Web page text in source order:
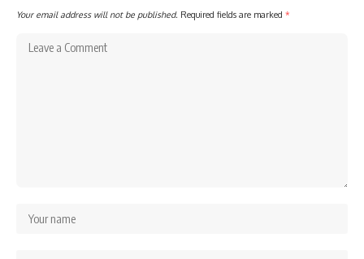
Your email address will not be published. Required fields are marked *